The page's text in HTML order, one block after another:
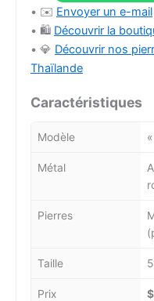
• ✉️ Envoyer un e-mail
• 🛍️ Découvrir la
• 💎 Découvrir nos
Thaïlande
Caractéristiques
Modèle
Métal
Pierres
Taille
Prix